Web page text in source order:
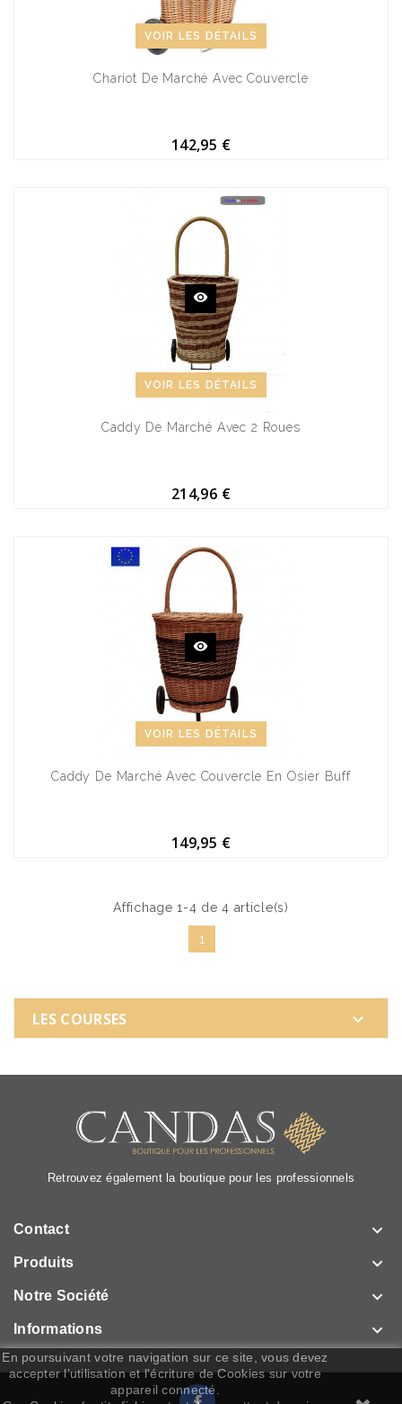
VOIR LES DÉTAILS
Chariot De Marché Avec Couvercle
142,95 €
VOIR LES DÉTAILS
Caddy De Marché Avec 2 Roues
214,96 €
VOIR LES DÉTAILS
Caddy De Marché Avec Couvercle En Osier Buff
149,95 €
Affichage 1-4 de 4 article(s)
1
LES COURSES 
Retrouvez également la boutique pour les professionnels
Contact 
Produits 
Notre Société 
Informations 
En poursuivant votre navigation sur ce site, vous devez
accepter l’utilisation et l'écriture de Cookies sur votre
appareil connecté.